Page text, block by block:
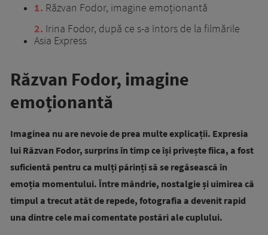
1 Răzvan Fodor, imagine emoționantă
2 Irina Fodor, după ce s-a întors de la filmările
Asia Express
Răzvan Fodor, imagine
emoționantă
Imaginea nu are nevoie de prea multe explicații. Expresia
lui Răzvan Fodor, surprins în timp ce își privește fiica, a fost
suficientă pentru ca mulți părinți să se regăsească în
emoția momentului. Între mândrie, nostalgie și uimirea că
timpul a trecut atât de repede, fotografia a devenit rapid
una dintre cele mai comentate postări ale cuplului.